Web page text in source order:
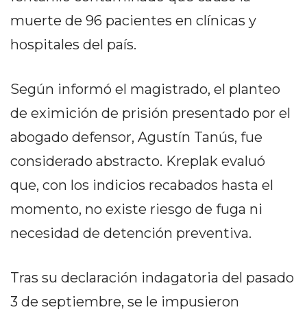
EN ARGENTINA:
CHANGUITO.COM.AR VS
VENTA POR WHATSAPP
CÓMO RECIBIR PEDIDOS
WHATSAPP: LA GUÍA
DEFINITIVA PARA
RESTAURANTES Y
muerte de 96 pacientes en clínicas y
hospitales del país.
Según informó el magistrado, el planteo
de eximición de prisión presentado por el
abogado defensor, Agustín Tanús, fue
considerado abstracto. Kreplak evaluó
que, con los indicios recabados hasta el
momento, no existe riesgo de fuga ni
necesidad de detención preventiva.
Tras su declaración indagatoria del pasado
3 de septiembre, se le impusieron